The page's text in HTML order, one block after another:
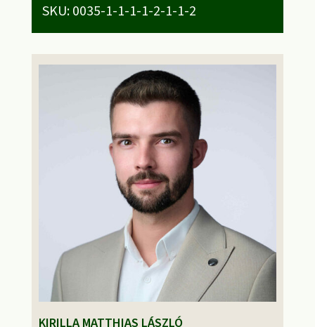
SKU:0035-1-1-1-1-2-1-1-2
KIRILLA MATTHIAS LÁSZLÓ